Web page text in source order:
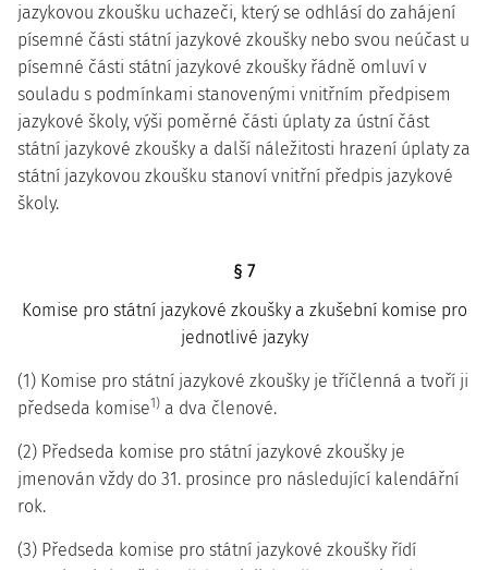
jazykovou zkoušku uchazeči, který se odhlásí do zahájení
písemné části státní jazykové zkoušky nebo svou neúčast u
písemné části státní jazykové zkoušky řádně omluví v
souladu s podmínkami stanovenými vnitřním předpisem
jazykové školy, výši poměrné části úplaty za ústní část
státní jazykové zkoušky a další náležitosti hrazení úplaty za
státní jazykovou zkoušku stanoví vnitřní předpis jazykové
školy.
§ 7
Komise pro státní jazykové zkoušky a zkušební komise pro
jednotlivé jazyky
(1) Komise pro státní jazykové zkoušky je tříčlenná a tvoří ji
předseda komise1) a dva členové.
(2) Předseda komise pro státní jazykové zkoušky je
jmenován vždy do 31. prosince pro následující kalendářní
rok.
(3) Předseda komise pro státní jazykové zkoušky řídí